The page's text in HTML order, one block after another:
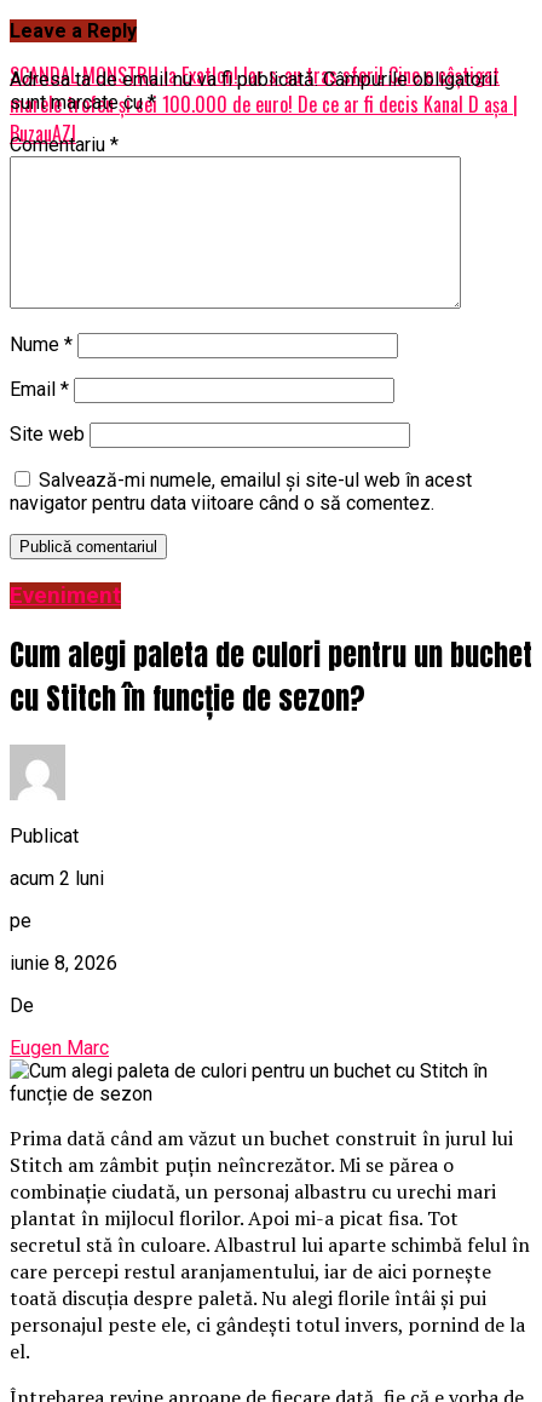
Nu ratati
SCANDAL MONSTRU la Exatlon! Iar s-au tras sfori! Cine e câștigat
marele trofeu și cei 100.000 de euro! De ce ar fi decis Kanal D așa |
BuzauAZI
Leave a Reply
Adresa ta de email nu va fi publicată. Câmpurile obligatorii
sunt marcate cu*
Comentariu *
Nume *
Email *
Site web
Salvează-mi numele, emailul și site-ul web în acest
navigator pentru data viitoare când o să comentez.
Eveniment
Cum alegi paleta de culori pentru un buchet
cu Stitch în funcție de sezon?
Publicat
acum 2 luni
pe
iunie 8, 2026
De
Eugen Marc
Prima dată când am văzut un buchet construit în jurul lui
Stitch am zâmbit puțin neîncrezător. Mi se părea o
combinație ciudată, un personaj albastru cu urechi mari
plantat în mijlocul florilor. Apoi mi-a picat fisa. Tot
secretul stă în culoare. Albastrul lui aparte schimbă felul în
care percepi restul aranjamentului, iar de aici pornește
toată discuția despre paletă. Nu alegi florile întâi și pui
personajul peste ele, ci gândești totul invers, pornind de la
el.
Întrebarea revine aproape de fiecare dată, fie că e vorba de